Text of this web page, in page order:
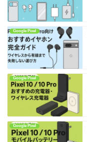
Google Pixel
Google Pixel
Google Pixel